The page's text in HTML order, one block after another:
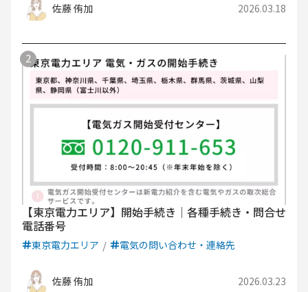
佐藤 侑加 2026.03.18
【東京電力エリア】開始手続き｜各種手続き・問合せ
電話番号
東京電力エリア 電気の問い合わせ・連絡先
佐藤 侑加 2026.03.23